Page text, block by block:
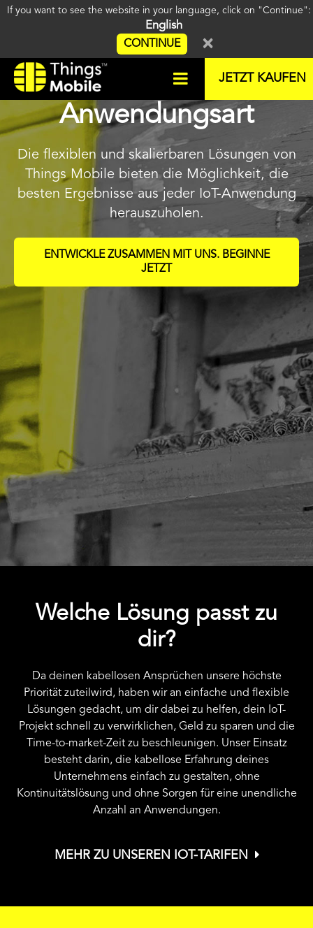
If you want to see the website in your language, click on "Continue":
English
CONTINUE ×
JETZT KAUFEN
Erschaffen für jede IoT-
Anwendungsart
Die flexiblen und skalierbaren Lösungen von
Things Mobile bieten die Möglichkeit, die
besten Ergebnisse aus jeder IoT-Anwendung
herauszuholen.
ENTWICKLE ZUSAMMEN MIT UNS. BEGINNE
JETZT
Welche Lösung passt zu
dir?
Da deinen kabellosen Ansprüchen unsere höchste
Priorität zuteilwird, haben wir an einfache und flexible
Lösungen gedacht, um dir dabei zu helfen, dein IoT-
Projekt schnell zu verwirklichen, Geld zu sparen und die
Time-to-market-Zeit zu beschleunigen. Unser Einsatz
besteht darin, die kabellose Erfahrung deines
Unternehmens einfach zu gestalten, ohne
Kontinuitätslösung und ohne Sorgen für eine unendliche
Anzahl an Anwendungen.
MEHR ZU UNSEREN IOT-TARIFEN